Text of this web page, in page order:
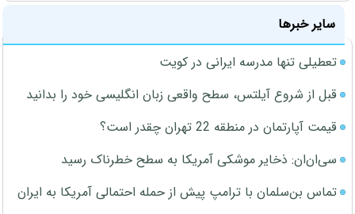
سایر خبرها
تعطیلی تنها مدرسه ایرانی در کویت
قبل از شروع آیلتس، سطح واقعی زبان انگلیسی خود را بدانید
قیمت آپارتمان در منطقه 22 تهران چقدر است؟
سی‌ان‌ان: ذخایر موشکی آمریکا به سطح خطرناک رسید
تماس بن‌سلمان با ترامپ پیش از حمله احتمالی آمریکا به ایران